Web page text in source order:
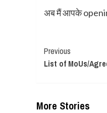
अब मैं आपके
Continue
Reading
Previous
List of MoUs/
More Stories